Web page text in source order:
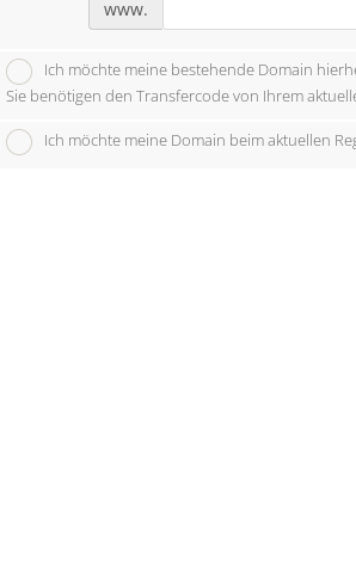
www.
Ich möchte meine bestehende Domain
Sie benötigen den Transfercode von Ihrem
Ich möchte meine Domain beim aktuellen